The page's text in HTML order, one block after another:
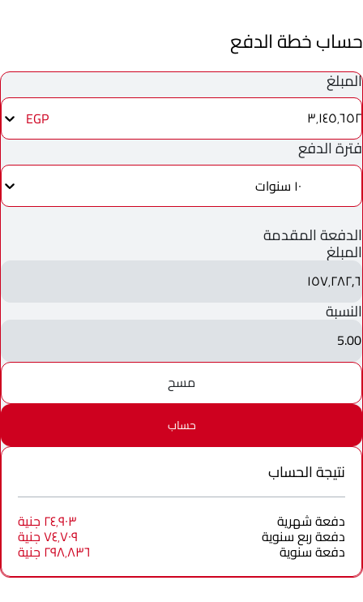
حساب خطة الدفع
المبلغ
٣٬١٤٥٬٦٥٢ EGP
فترة الدفع
١٠ سنوات
الدفعة المقدمة
المبلغ
١٥٧٬٢٨٢٫٦
النسبة
5.00
مسح
حساب
نتيجة الحساب
دفعة شهرية ٢٤٬٩٠٣ جنية
دفعة ربع سنوية ٧٤٬٧٠٩ جنية
دفعة سنوية ٢٩٨٬٨٣٦ جنية